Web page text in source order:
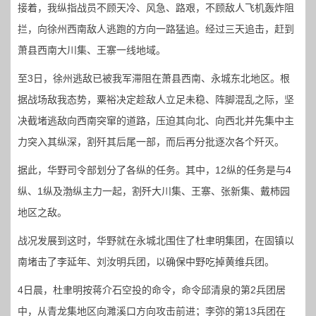
接着，我纵指战员不顾天冷、风急、路艰，不顾敌人飞机轰炸阻
拦，向徐州西南敌人逃跑的方向一路猛追。经过三天追击，赶到
萧县西南大川集、王寨一线地域。
至3日，徐州逃敌已被我军滞阻在萧县西南、永城东北地区。根
据战场敌我态势，粟裕决定趁敌人立足未稳、阵脚混乱之际，坚
决截堵逃敌向西南突窜的道路，压迫其向北、向西北并先集中主
力突入其纵深，割歼其后尾一部，而后再分批逐次各个歼灭。
据此，华野司令部划分了各纵的任务。其中，12纵的任务是与4
纵、1纵及渤纵主力一起，割歼大川集、王寨、张新集、戴柿园
地区之敌。
战况发展到这时，华野就在永城北围住了杜聿明集团，在固镇以
南堵击了李延年、刘汝明兵团，以确保中野吃掉黄维兵团。
4日晨，杜聿明按蒋介石空投的命令，命令邱清泉的第2兵团居
中，从青龙集地区向濉溪口方向攻击前进；李弥的第13兵团在